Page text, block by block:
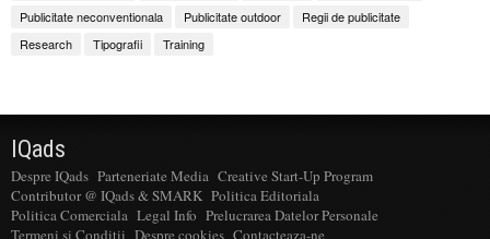
Publicitate neconventionala
Publicitate outdoor
Regii de publicitate
Research
Tipografii Training
IQads
Despre IQads Parteneriate Media Creative Start-Up Program
Contributor @ IQads & SMARK Politica Editoriala
Politica Comerciala Legal Info Prelucrarea Datelor Personale
Termeni si Conditii Despre cookies Contacteaza-ne